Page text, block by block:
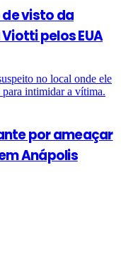
visto da
pelos EUA
por ameaçar
Anápolis